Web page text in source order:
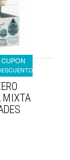
CUPON
MIXTA